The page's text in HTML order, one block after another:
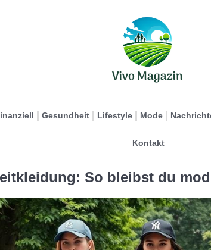
Gesundheit Lifestyle Mode
Kontakt
So bleibst du